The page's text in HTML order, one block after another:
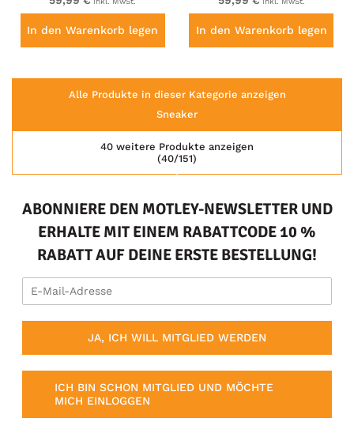
In den Warenkorb legen In den Warenkorb legen
Alle Produkte in dieser Kategorie anzeigen
Sneaker
(40/151)
40 weitere Produkte anzeigen
ABONNIERE DEN MOTLEY-NEWSLETTER UND
ERHALTE MIT EINEM RABATTCODE 10 %
RABATT AUF DEINE ERSTE BESTELLUNG!
JA, ICH WILL MITGLIED WERDEN
ICH BIN SCHON MITGLIED UND MÖCHTE
MICH EINLOGGEN